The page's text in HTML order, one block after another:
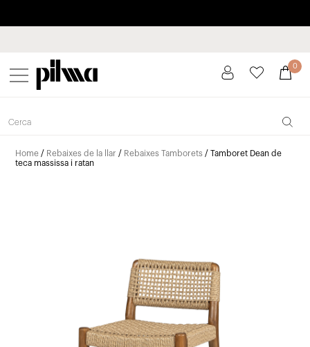
pilma 0
Home / Rebaixes de la llar / Rebaixes Tamborets / Tamboret Dean de
teca massissa i ratan